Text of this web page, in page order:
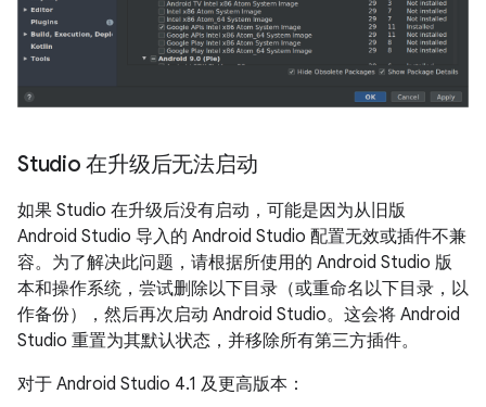
Studio 在升级后无法启动
如果 Studio 在升级后没有启动，可能是因为从旧版
Android Studio 导入的 Android Studio 配置无效或插件不兼
容。为了解决此问题，请根据所使用的 Android Studio 版
本和操作系统，尝试删除以下目录（或重命名以下目录，以
作备份），然后再次启动 Android Studio。这会将 Android
Studio 重置为其默认状态，并移除所有第三方插件。
对于 Android Studio 4.1 及更高版本：